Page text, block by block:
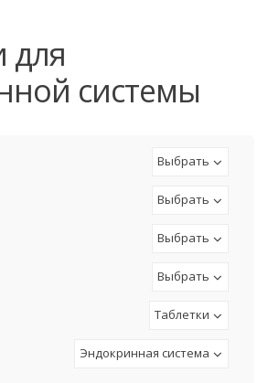
системы
Выбрать
Выбрать
Выбрать
Выбрать
Таблетки
Эндокринная система